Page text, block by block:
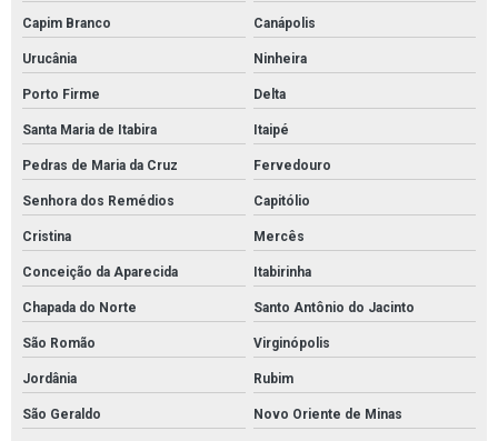
Capim Branco Canápolis
Urucânia Ninheira
Porto Firme Delta
Santa Maria de Itabira Itaipé
Pedras de Maria da Cruz Fervedouro
Senhora dos Remédios Capitólio
Cristina Mercês
Conceição da Aparecida Itabirinha
Chapada do Norte Santo Antônio do Jacinto
São Romão Virginópolis
Jordânia Rubim
São Geraldo Novo Oriente de Minas